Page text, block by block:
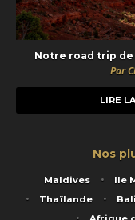
Notre road trip de
Par
LIRE
Nos
Maldives Ile
Thaïlande
Bali